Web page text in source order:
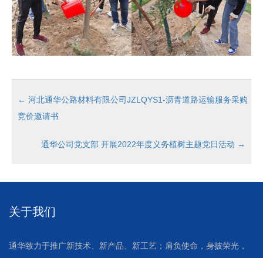
← 河北通华公路材料有限公司JZLQYS1-沥青道路运输服务采购
竞价邀请书
通华公司党支部 开展2022年度义务植树主题党日活动 →
关于我们
通华致力于推广新技术、新产品、新工艺；肩负使命，身披荣光，